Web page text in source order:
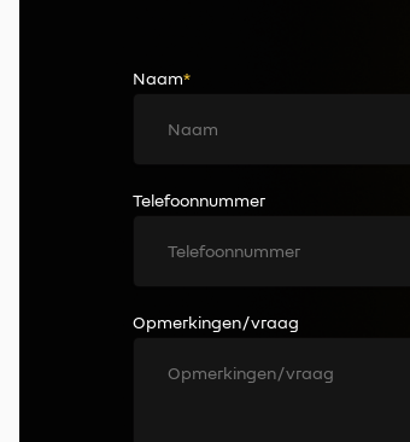
Naam*
Telefoonnummer
Opmerkingen / vraag